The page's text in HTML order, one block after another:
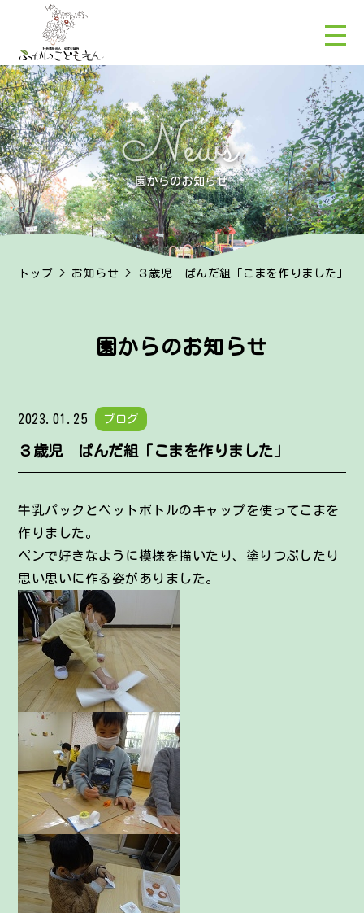
トップ > お知らせ > ３歳児 ぱんだ組「こまを作りました」
園からのお知らせ
2023.01.25 ブログ
３歳児 ぱんだ組「こまを作りました」
牛乳パックとペットボトルのキャップを使ってこまを
作りました。
ペンで好きなように模様を描いたり、塗りつぶしたり
思い思いに作る姿がありました。